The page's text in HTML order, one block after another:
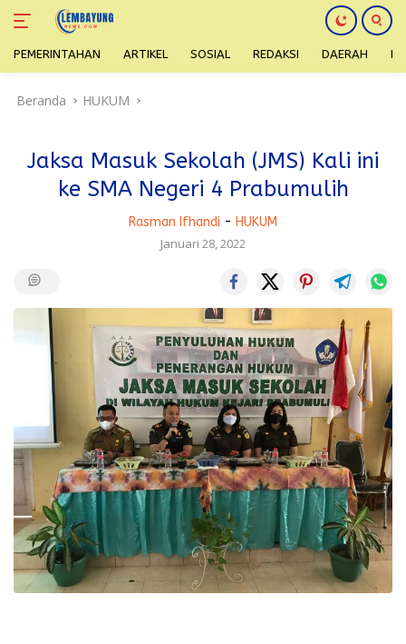
PEMERINTAHAN ARTIKEL SOSIAL REDAKSI DAERAH
Beranda HUKUM
Jaksa Masuk Sekolah (JMS) Kali ini
ke SMA Negeri 4 Prabumulih
Rasman Ifhandi - HUKUM
Januari 28, 2022